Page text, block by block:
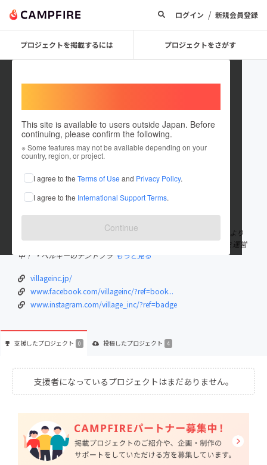
ログイン / 新規会員登録
プロジェクトを掲載するには プロジェクトをさがす
This site is available to users outside Japan. Before
continuing, please confirm the following.
※ Some features may not be available depending on your
country, region, or project.
I agree to the Terms of Use and Privacy Policy.
I agree to the International Support Terms.
Continue
VILLAGE INC
これまでに4件のプロジェクトを投稿しています
在住国：日本 現在地：静岡県
出身国：未設定
伊豆を拠点に全国で「人の集う場」を仕掛けています！ ・2012年より
１日１組限定のキャンプ場「AQUA VILLAGE」「REN VILLAGE」を運営
中！ ・ベルギーのテントブラ もっと見る
villageinc.jp/
www.facebook.com/villageinc/?ref=book...
www.instagram.com/village_inc/?ref=badge
支援したプロジェクト 0 投稿したプロジェクト 4
支援者になっているプロジェクトはまだありません。